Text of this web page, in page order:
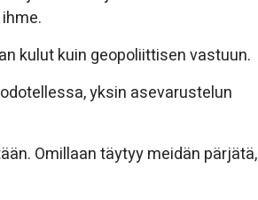
kulut kuin geopoliittisen vastuun.
yksin asevarustelun
Omillaan täytyy meidän pärjätä,